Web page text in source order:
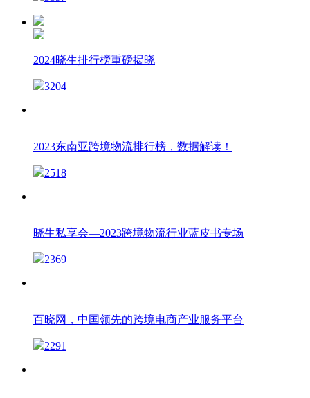
2024晓生排行榜重磅揭晓
3204
2023东南亚跨境物流排行榜，数据解读！
2518
晓生私享会—2023跨境物流行业蓝皮书专场
2369
百晓网，中国领先的跨境电商产业服务平台
2291